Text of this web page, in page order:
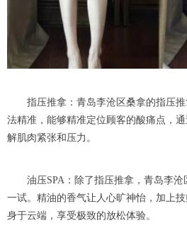
指压推拿：青岛李沧区桑拿的指压推
法精准，能够精准定位顾客的酸痛点，
解肌肉紧张和压力。
油压SPA：除了指压推拿，青岛李沧
一试。精油的香气让人心旷神怡，加上
身于云端，享受极致的放松体验。